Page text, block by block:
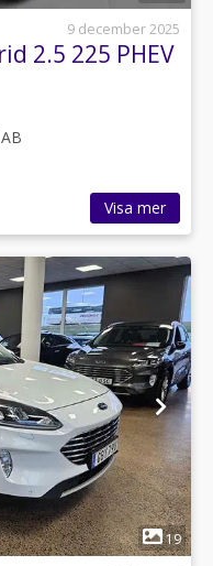
9 december 2025
2.5 225 PHEV
Visa mer
19